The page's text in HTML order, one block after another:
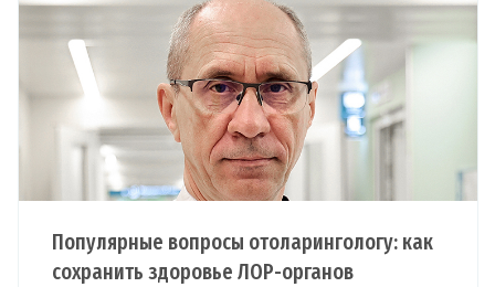
Популярные вопросы отоларингологу: как
сохранить здоровье ЛОР-органов